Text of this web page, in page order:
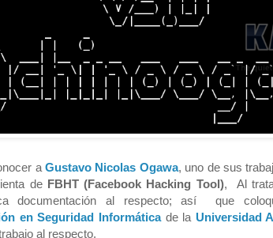
a Gustavo Nicolas Ogawa, uno de sus
de FBHT (Facebook Hacking Tool), Al
documentación al respecto; así que
en Seguridad Informáticade la Universidad
al respecto.